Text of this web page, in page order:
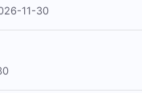
11-30